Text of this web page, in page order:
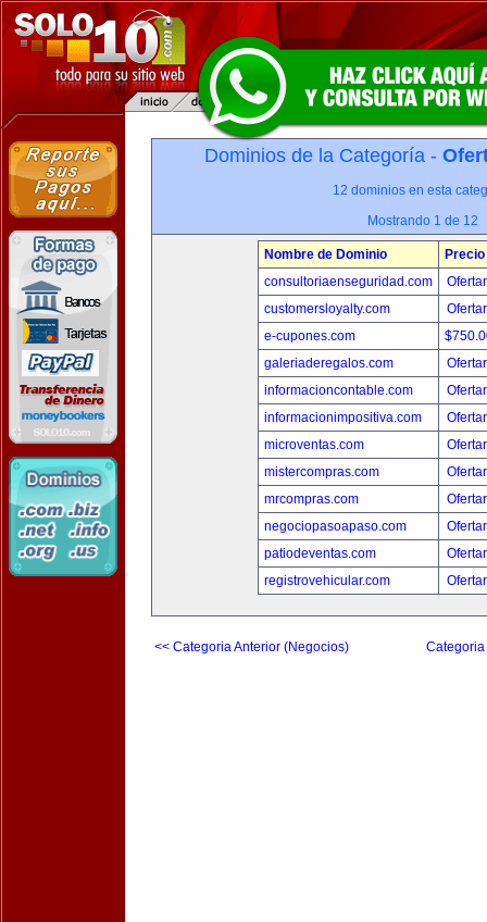
Dominios de la Categoría -
12 dominios en esta
Mostrando 1 de 12
Nombre de Dominio
Precio
consultoriaenseguridad.com
customersloyalty.com
e-cupones.com
galeriaderegalos.com
informacioncontable.com
informacionimpositiva.com
microventas.com
mistercompras.com
mrcompras.com
negociopasoapaso.com
patiodeventas.com
registrovehicular.com
<< Categoria Anterior (Negocios)